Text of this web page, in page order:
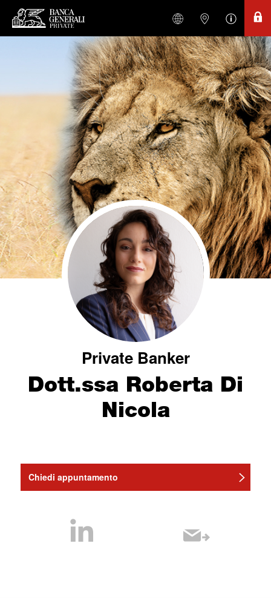
Private Banker
Dott.ssa Roberta Di
Nicola
Chiedi appuntamento